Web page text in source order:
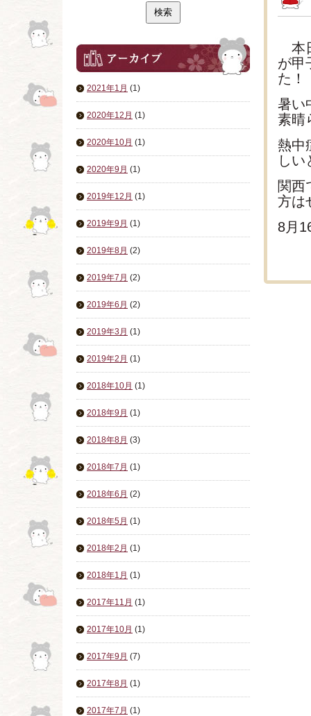
2021年1月 (1)
2020年12月 (1)
2020年10月 (1)
2020年9月 (1)
2019年12月 (1)
2019年9月 (1)
2019年8月 (2)
2019年7月 (2)
2019年6月 (2)
2019年3月 (1)
2019年2月 (1)
2018年10月 (1)
2018年9月 (1)
2018年8月 (3)
2018年7月 (1)
2018年6月 (2)
2018年5月 (1)
2018年2月 (1)
2018年1月 (1)
2017年11月 (1)
2017年10月 (1)
2017年9月 (7)
2017年8月 (1)
2017年7月 (1)
本
が甲
た！
暑い
素晴
熱中
しい
関西
方は
8月